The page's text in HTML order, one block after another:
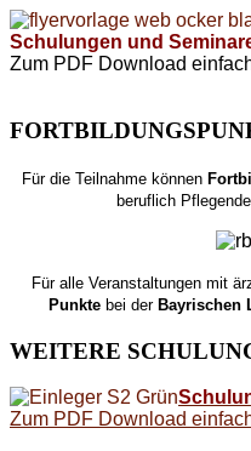
Schulungen und
Zum PDF Download
Für die Teilnahme können
beruflich
Für alle Veranstaltungen mit
Punkte bei derBayrischen
WEITERE
Zum PDF Download